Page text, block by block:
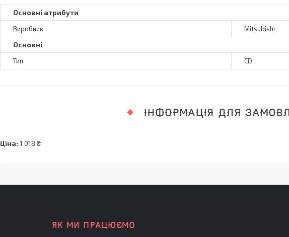
Основні атрибути
Виробник Mitsubishi
Основні
Тип CD
ІНФОРМАЦІЯ ДЛЯ
Ціна: 1 018 ₴
ЯК МИ ПРАЦЮЄМО